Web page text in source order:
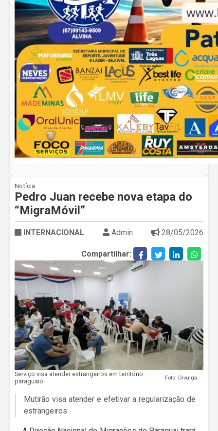
Notícia
Pedro Juan recebe nova etapa do
“MigraMóvil”
INTERNACIONAL Admin 28/05/2026
Compartilhar:
Serviço visa atender estrangeiros em território
paraguaio.
Foto: Divulgação
Mutirão visa atender e efetivar a regularização de
estrangeiros